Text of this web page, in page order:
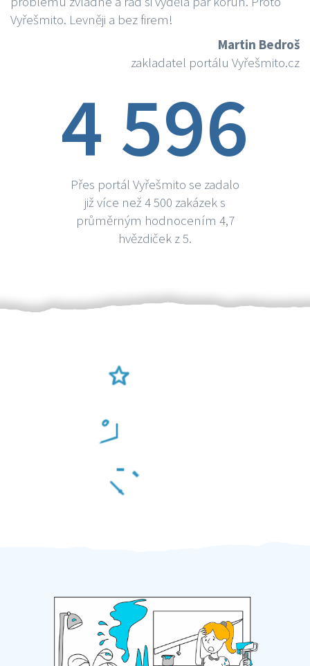
Vyřešmito. Levněji a bez firem!
Martin Bedroš
zakladatel portálu Vyřešmito.cz
4 596
Přes portál Vyřešmito se zadalo
již více než 4 500 zakázek s
průměrným hodnocením 4,7
hvězdiček z 5.